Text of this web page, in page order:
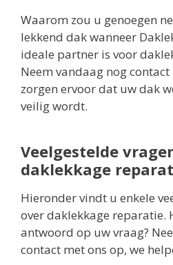
Waarom zou u genoegen
lekkend dak wanneer
ideale partner is voor
Neem vandaag nog
zorgen ervoor dat uw dak
veilig wordt.
Veelgestelde
daklekkage
Hieronder vindt u enkele
over daklekkage reparatie.
antwoord op uw vraag?
contact met ons op, we